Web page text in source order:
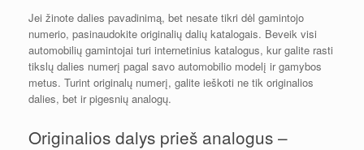
Jei žinote dalies pavadinimą, bet nesate tikri dėl gamintojo
numerio, pasinaudokite originalių dalių katalogais. Beveik visi
automobilių gamintojai turi internetinius katalogus, kur galite rasti
tikslų dalies numerį pagal savo automobilio modelį ir gamybos
metus. Turint originalų numerį, galite ieškoti ne tik originalios
dalies, bet ir pigesnių analogų.
Originalios dalys prieš analogus –